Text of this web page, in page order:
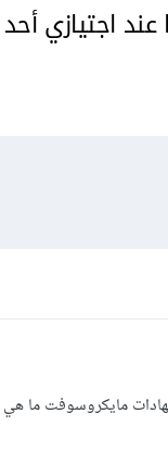
عند اجتيازي
مايكروسوفت ما هي